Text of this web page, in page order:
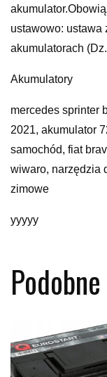
ustawowo: ustawa
akumulatorach
Akumulatory
mercedes sprinter
2021, akumulator
samochód, fiat
wiwaro, narzędzia
zimowe
yyyyy